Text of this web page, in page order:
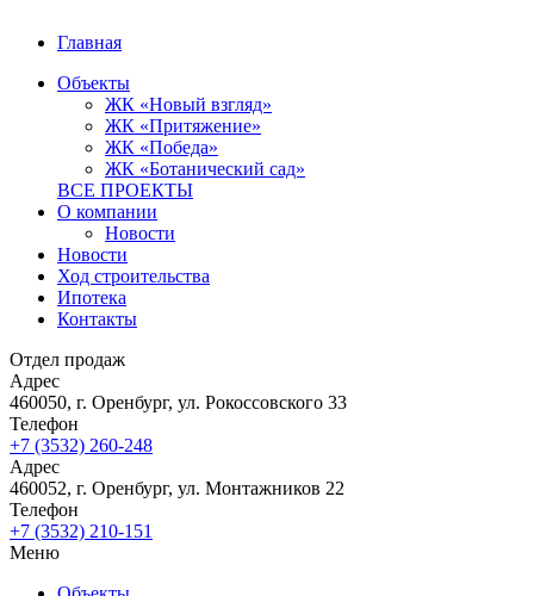
Стоимость уточняйте у менеджера
1-комнатная
Стоимость уточняйте у менеджера
1-комнатная
Стоимость уточняйте у менеджера
1-комнатная
Стоимость уточняйте у менеджера
1-комнатная
Главная
ЖК «Новый взгляд»
ЖК «Притяжение»
ЖК «Победа»
ЖК «Ботанический сад»
ВСЕ ПРОЕКТЫ
О компании
Новости
Новости
Ход строительства
Ипотека
Контакты